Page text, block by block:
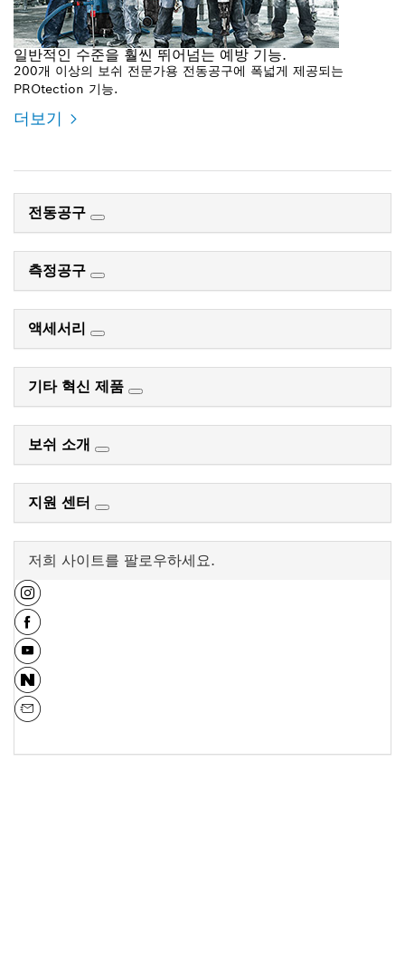
일반적인 수준을 훨씬 뛰어넘는 예방 기능.
200개 이상의 보쉬 전문가용 전동공구에 폭넓게 제공되는
PROtection 기능.
더보기
전동공구
측정공구
액세서리
기타 혁신 제품
보쉬 소개
지원 센터
저희 사이트를 팔로우하세요.